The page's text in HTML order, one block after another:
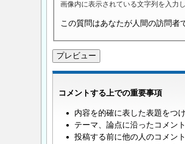
画像内に表示されている文字列を入力
この質問はあなたが人間の訪問者
コメントする上での重要事項
内容を的確に表した表題をつ
テーマ、論点に沿ったコメン
投稿する前に他の人のコメン